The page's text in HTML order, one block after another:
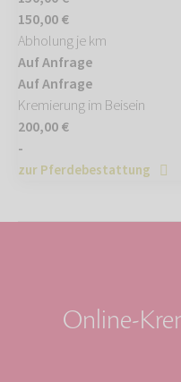
150,00 €
Abholung je km
Auf Anfrage
Auf Anfrage
Kremierung im Beisein
200,00 €
-
zur Pferdebestattung
Online-